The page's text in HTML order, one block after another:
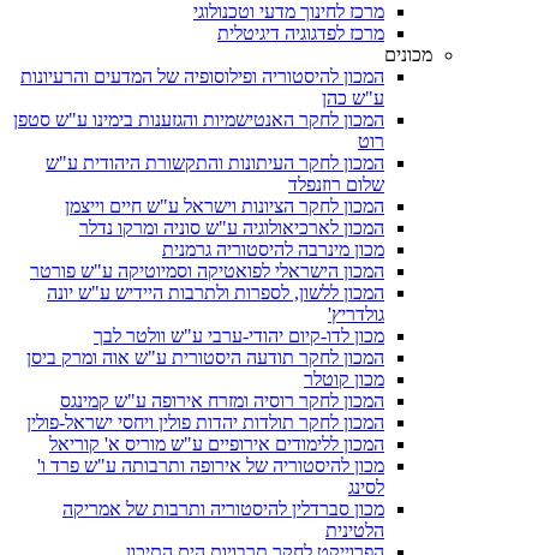
מרכז לחינוך מדעי וטכנולוגי
מרכז לפדגוגיה דיגיטלית
מכונים
המכון להיסטוריה ופילוסופיה של המדעים והרעיונות
ע"ש כהן
המכון לחקר האנטישמיות והגזענות בימינו ע"ש סטפן
רוט
המכון לחקר העיתונות והתקשורת היהודית ע"ש
שלום רוזנפלד
המכון לחקר הציונות וישראל ע"ש חיים וייצמן
המכון לארכיאולוגיה ע"ש סוניה ומרקו נדלר
מכון מינרבה להיסטוריה גרמנית
המכון הישראלי לפואטיקה וסמיוטיקה ע"ש פורטר
המכון ללשון, לספרות ולתרבות היידיש ע"ש יונה
גולדריץ'
מכון לדו-קיום יהודי-ערבי ע"ש וולטר לבך
המכון לחקר תודעה היסטורית ע"ש אוה ומרק ביסן
מכון קוטלר
המכון לחקר רוסיה ומזרח אירופה ע"ש קמינגס
המכון לחקר תולדות יהדות פולין ויחסי ישראל-פולין
המכון ללימודים אירופיים ע"ש מוריס א' קוריאל
מכון להיסטוריה של אירופה ותרבותה ע"ש פרד ו'
לסינג
מכון סברדלין להיסטוריה ותרבות של אמריקה
הלטינית